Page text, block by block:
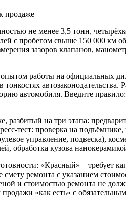
не менее 3,5 тонн,
с пробегом свыше 150 000 км
зазоров клапанов,
работы на официальных
автозаконодательства.
автомобиля. Введите
разбитый на три этапа:
тест: проверка на
управление, подвеска),
обработка кузова
«Красный» – требует
ремонта с указанием
и стоимостью ремонта не
«как есть» с